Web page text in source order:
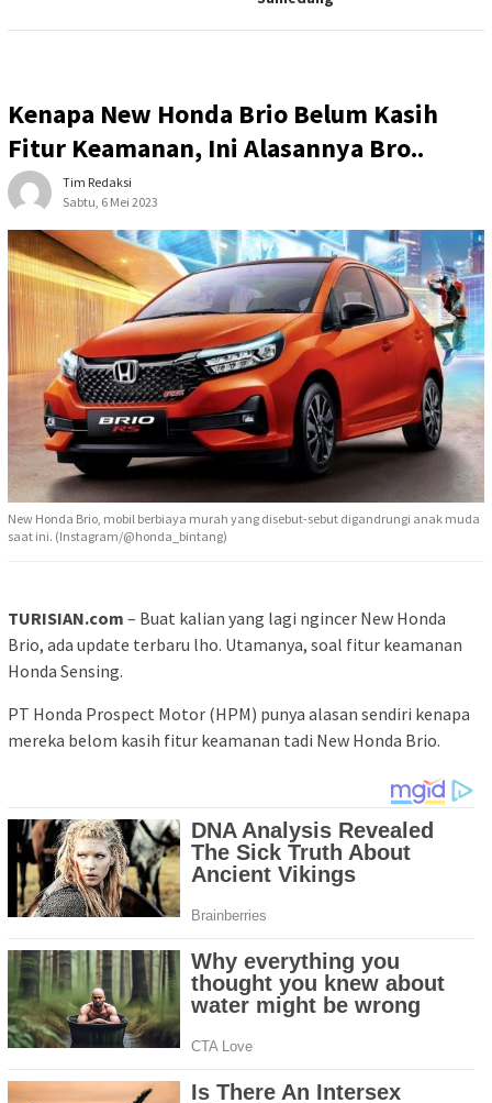
Kenapa New Honda Brio Belum Kasih
Fitur Keamanan, Ini Alasannya Bro..
Tim Redaksi
Sabtu, 6 Mei 2023
New Honda Brio, mobil berbiaya murah yang disebut-sebut digandrungi anak muda
saat ini. (Instagram/@honda_bintang)
TURISIAN.com – Buat kalian yang lagi ngincer New Honda
Brio, ada update terbaru lho. Utamanya, soal fitur keamanan
Honda Sensing.
PT Honda Prospect Motor (HPM) punya alasan sendiri kenapa
mereka belom kasih fitur keamanan tadi New Honda Brio.